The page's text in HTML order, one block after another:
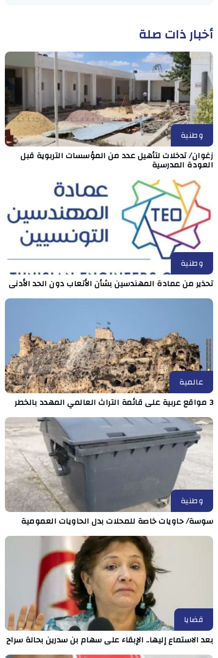
أخبار ذات صلة
وطنية
زغوان/ تدخلات لتأهيل عدد من المؤسسات التربوية قبل
العودة المدرسية
وطنية
تحذير من عمادة المهندسين بشأن الأتعاب دون الحد الأدنى
عالمية
3 مواقع عربية على قائمة التراث العالمي المهدد بالخطر
وطنية
سوسة/ حاويات خاصة للمحلات بدل الحاويات العمومية
قضايا
بعد الاستماع إليها.. الإبقاء على سهام بن سدرين بحالة سراح